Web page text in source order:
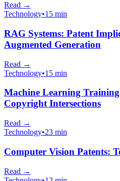
Read →
Technology•15 min
RAG Systems: Patent
Augmented Generation
Read →
Technology•15 min
Machine Learning
Copyright Intersections
Read →
Technology•23 min
Computer Vision Patents:
Read →